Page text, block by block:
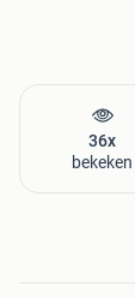
36x
bekeken